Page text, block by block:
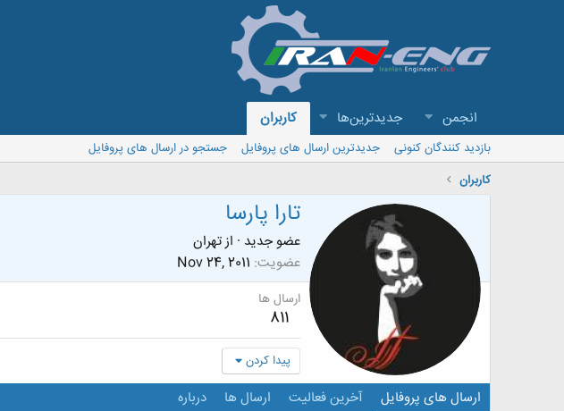
انجمن جدیدترین‌ها کاربران
بازدید کنندگان کنونی جدیدترین ارسال های پروفایل
جستجو در ارسال های پروفایل
کاربران
تارا پارسا
عضو جدید · ازتهران
عضویت Nov 24, 2011
ارسال ها
811
پیدا کردن
ارسال های پروفایل آخرین فعالیت ارسال ها درباره